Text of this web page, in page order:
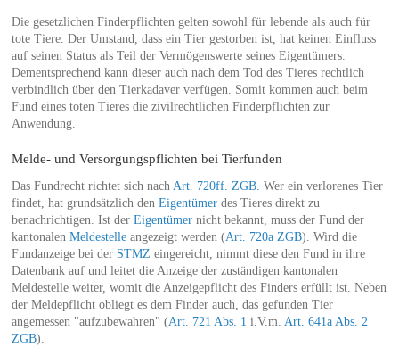
Die gesetzlichen Finderpflichten gelten sowohl für lebende als auch für
tote Tiere. Der Umstand, dass ein Tier gestorben ist, hat keinen Einfluss
auf seinen Status als Teil der Vermögenswerte seines Eigentümers.
Dementsprechend kann dieser auch nach dem Tod des Tieres rechtlich
verbindlich über den Tierkadaver verfügen. Somit kommen auch beim
Fund eines toten Tieres die zivilrechtlichen Finderpflichten zur
Anwendung.
Melde- und Versorgungspflichten bei Tierfunden
Das Fundrecht richtet sich nach Art. 720ff. ZGB. Wer ein verlorenes Tier
findet, hat grundsätzlich den Eigentümerdes Tieres direkt zu
benachrichtigen. Ist der Eigentümernicht bekannt, muss der Fund der
kantonalen Meldestelleangezeigt werden (Art. 720a ZGB). Wird die
Fundanzeige bei der STMZ eingereicht, nimmt diese den Fund in ihre
Datenbank auf und leitet die Anzeige der zuständigen kantonalen
Meldestelle weiter, womit die Anzeigepflicht des Finders erfüllt ist. Neben
der Meldepflicht obliegt es dem Finder auch, das gefunden Tier
angemessen "aufzubewahren" (Art. 721 Abs. 1 i.V.m. Art. 641a Abs. 2
ZGB).